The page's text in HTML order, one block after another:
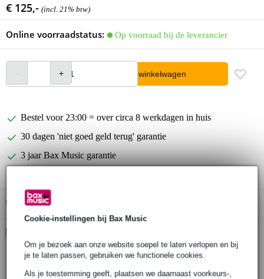
Cookie-instellingen bij Bax Music
Om je bezoek aan onze website soepel te laten verlopen en bij
je te laten passen, gebruiken we functionele cookies.
Als je toestemming geeft, plaatsen we daarnaast voorkeurs-,
€ 125,- (incl. 21% btw)
Online voorraadstatus: Op voorraad bij de leverancier
In winkelwagen
Bestel voor 23:00 = over circa 8 werkdagen in huis
30 dagen 'niet goed geld terug' garantie
3 jaar Bax Music garantie
Gratis ophalen in de winkel
voordelen
€ 6,25 eenmalig